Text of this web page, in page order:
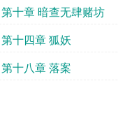
第十章 暗查无肆赌坊
第十四章 狐妖
第十八章 落案